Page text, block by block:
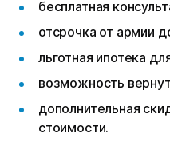
бесплатная
отсрочка от армии
льготная ипотека
возможность
дополнительная
стоимости.